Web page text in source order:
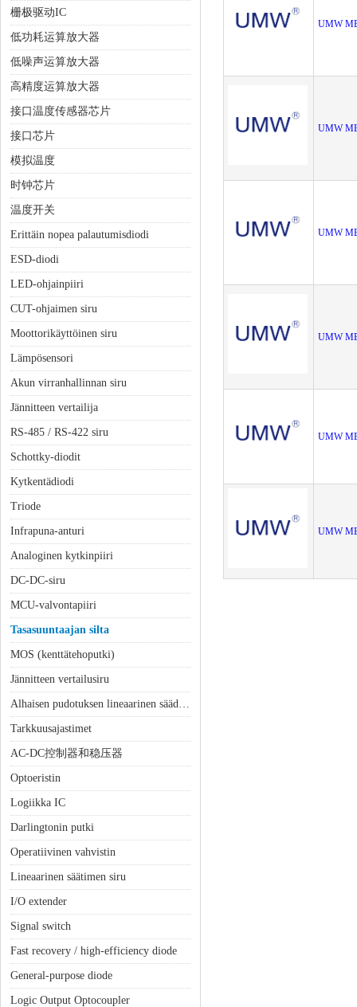
栅极驱动IC
低功耗运算放大器
低噪声运算放大器
高精度运算放大器
接口温度传感器芯片
接口芯片
模拟温度
时钟芯片
温度开关
Erittäin nopea palautumisdiodi
ESD-diodi
LED-ohjainpiiri
CUT-ohjaimen siru
Moottorikäyttöinen siru
Lämpösensori
Akun virranhallinnan siru
Jännitteen vertailija
RS-485 / RS-422 siru
Schottky-diodit
Kytkentädiodi
Triode
Infrapuna-anturi
Analoginen kytkinpiiri
DC-DC-siru
MCU-valvontapiiri
Tasasuuntaajan silta
MOS (kenttätehoputki)
Jännitteen vertailusiru
Alhaisen pudotuksen lineaarinen säädin (LDO)
Tarkkuusajastimet
AC-DC控制器和稳压器
Optoeristin
Logiikka IC
Darlingtonin putki
Operatiivinen vahvistin
Lineaarinen säätimen siru
I/O extender
Signal switch
Fast recovery / high-efficiency diode
General-purpose diode
Logic Output Optocoupler
UMW
UMW
UMW
UMW
UMW
UMW